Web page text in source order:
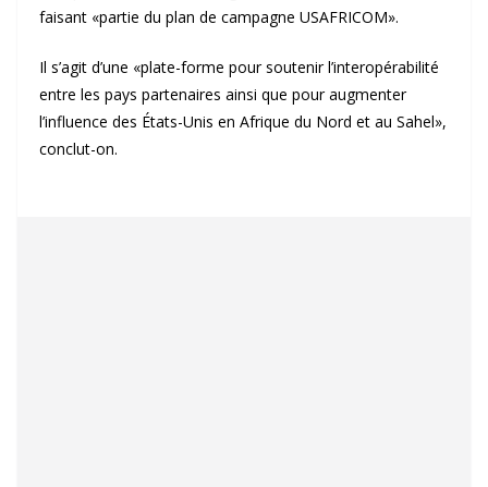
faisant «partie du plan de campagne USAFRICOM».
Il s’agit d’une «plate-forme pour soutenir l’interopérabilité
entre les pays partenaires ainsi que pour augmenter
l’influence des États-Unis en Afrique du Nord et au Sahel»,
conclut-on.